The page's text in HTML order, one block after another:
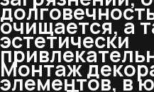
очищается, а
эстетически
Монтаж
элементов, в